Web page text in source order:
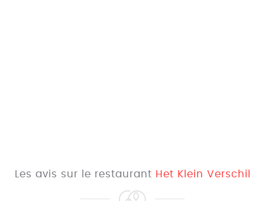
Les avis sur le restaurant Het Klein Verschil